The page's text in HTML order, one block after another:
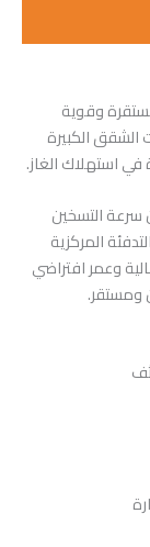
وقوية
الشقق الكبيرة
استهلاك الغاز.
سرعة التسخين
المركزية
وعمر افتراضي
ومستقر.